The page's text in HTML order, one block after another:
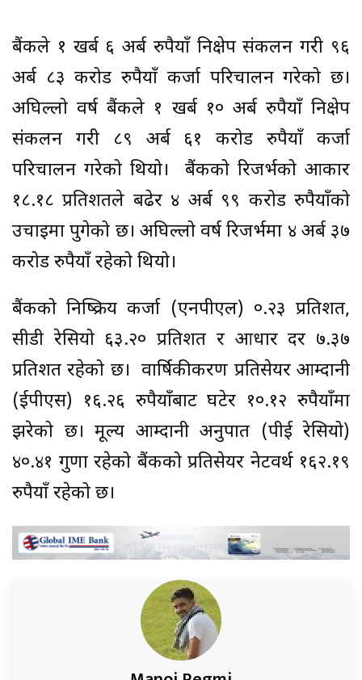
बैंकले १ खर्ब ६ अर्ब रुपैयाँ निक्षेप संकलन गरी ९६
अर्ब ८३ करोड रुपैयाँ कर्जा परिचालन गरेको छ।
अघिल्लो वर्ष बैंकले १ खर्ब १० अर्ब रुपैयाँ निक्षेप
संकलन गरी ८९ अर्ब ६१ करोड रुपैयाँ कर्जा
परिचालन गरेको थियो। बैंकको रिजर्भको आकार
१८.१८ प्रतिशतले बढेर ४ अर्ब ९९ करोड रुपैयाँको
उचाइमा पुगेको छ। अघिल्लो वर्ष रिजर्भमा ४ अर्ब ३७
करोड रुपैयाँ रहेको थियो।
बैंकको निष्क्रिय कर्जा (एनपीएल) ०.२३ प्रतिशत,
सीडी रेसियो ६३.२० प्रतिशत र आधार दर ७.३७
प्रतिशत रहेको छ। वार्षिकीकरण प्रतिसेयर आम्दानी
(ईपीएस) १६.२६ रुपैयाँबाट घटेर १०.१२ रुपैयाँमा
झरेको छ। मूल्य आम्दानी अनुपात (पीई रेसियो)
४०.४१ गुणा रहेको बैंकको प्रतिसेयर नेटवर्थ १६२.१९
रुपैयाँ रहेको छ।